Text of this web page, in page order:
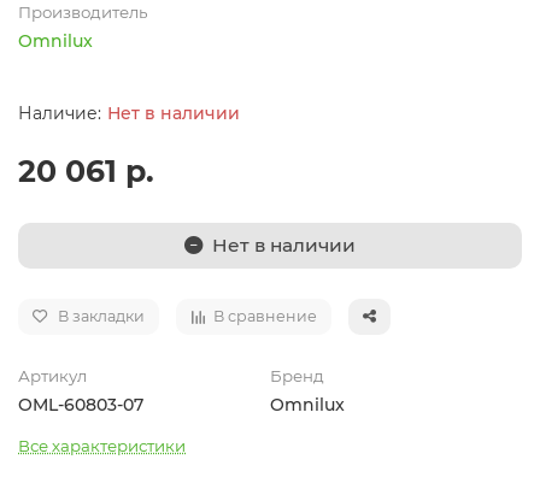
Производитель
Omnilux
Нет в наличии
20 061 р.
Нет в наличии
В закладки В сравнение
Артикул
OML-60803-07
Бренд
Omnilux
Все характеристики